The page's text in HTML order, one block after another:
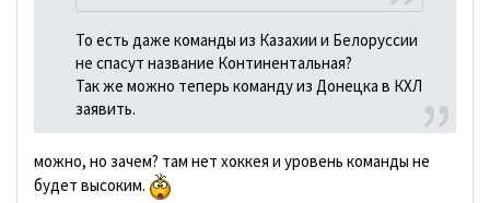
То есть даже команды из Казахии и Белоруссии
не спасут название Континентальная?
Так же можно теперь команду из Донецка в КХЛ
заявить.
можно, но зачем? там нет хоккея и уровень команды не
будет высоким.